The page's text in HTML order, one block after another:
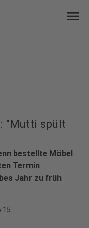
menu
"Mutti spült
bestellte Möbel
Termin
Jahr zu früh